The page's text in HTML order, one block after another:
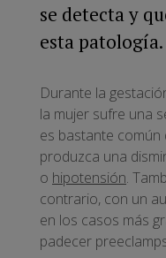
se detecta y
esta patología.
Durante la
la mujer sufre una
es bastante común
produzca una
o hipotensión.
contrario, con un
en los casos más
padecer